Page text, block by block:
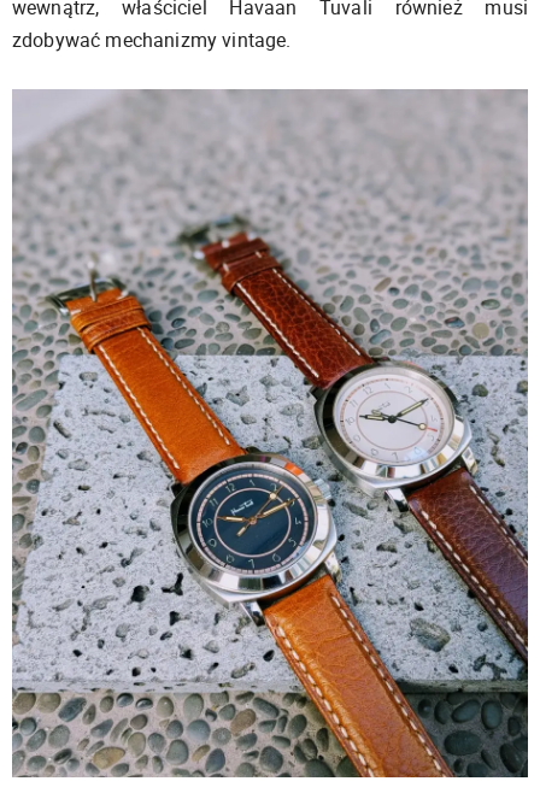
wewnątrz, właściciel Havaan Tuvali również musi
zdobywać mechanizmy vintage.